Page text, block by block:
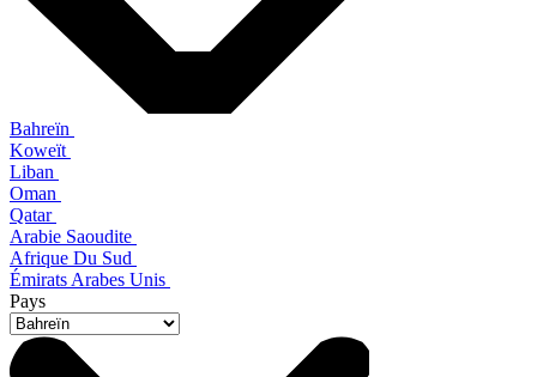
Bahreïn
Koweït
Liban
Oman
Qatar
Arabie Saoudite
Afrique Du Sud
Émirats Arabes Unis
Pays